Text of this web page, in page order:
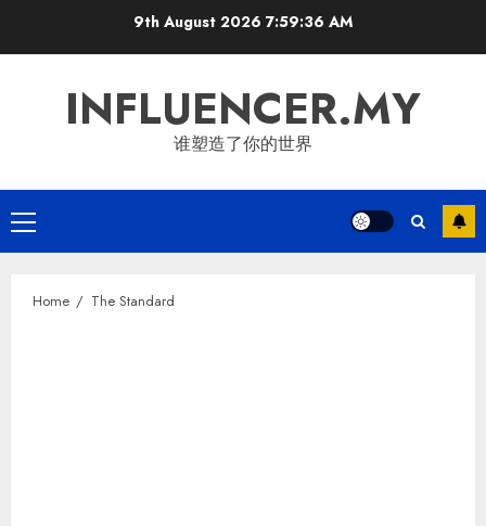
9th August 20267:59:37 AM
INFLUENCER.MY
谁塑造了你的世界
Primary
Menu
Home The Standard